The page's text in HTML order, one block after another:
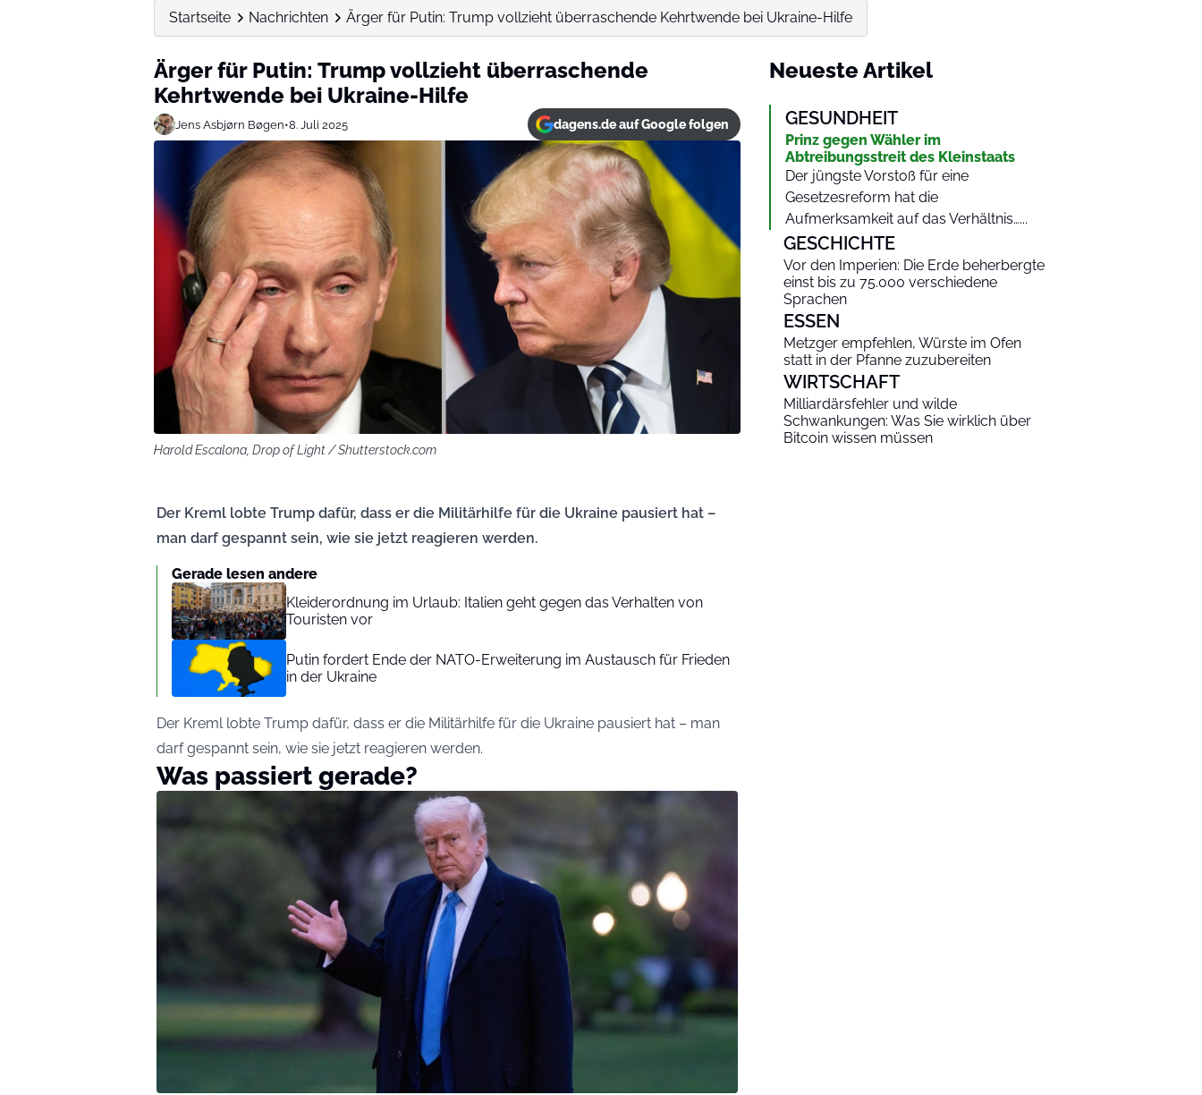
Startseite Nachrichten Ärger für Putin: Trump vollzieht überraschende Kehrtwende bei Ukraine-Hilfe
Ärger für Putin: Trump vollzieht überraschende
Kehrtwende bei Ukraine-Hilfe
Jens Asbjørn Bøgen•8. Juli 2025 dagens.de auf Google folgen
Harold Escalona, Drop of Light / Shutterstock.com
Der Kreml lobte Trump dafür, dass er die Militärhilfe für die Ukraine pausiert hat –
man darf gespannt sein, wie sie jetzt reagieren werden.
Gerade lesen andere
Kleiderordnung im Urlaub: Italien geht gegen das Verhalten von
Touristen vor
Putin fordert Ende der NATO-Erweiterung im Austausch für Frieden
in der Ukraine
Der Kreml lobte Trump dafür, dass er die Militärhilfe für die Ukraine pausiert hat – man
darf gespannt sein, wie sie jetzt reagieren werden.
Was passiert gerade?
Neueste Artikel
GESUNDHEIT
Prinz gegen Wähler im
Abtreibungsstreit des Kleinstaats
Der jüngste Vorstoß für eine
Gesetzesreform hat die
Aufmerksamkeit auf das Verhältnis…...
GESCHICHTE
Vor den Imperien: Die Erde beherbergte
einst bis zu 75.000 verschiedene
Sprachen
ESSEN
Metzger empfehlen, Würste im Ofen
statt in der Pfanne zuzubereiten
WIRTSCHAFT
Milliardärsfehler und wilde
Schwankungen: Was Sie wirklich über
Bitcoin wissen müssen